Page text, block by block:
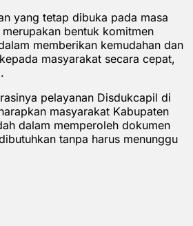
yang tetap dibuka pada masa
bentuk komitmen
memberikan kemudahan dan
masyarakat secara cepat,
pelayanan Disdukcapil di
masyarakat Kabupaten
dalam memperoleh dokumen
tanpa harus menunggu